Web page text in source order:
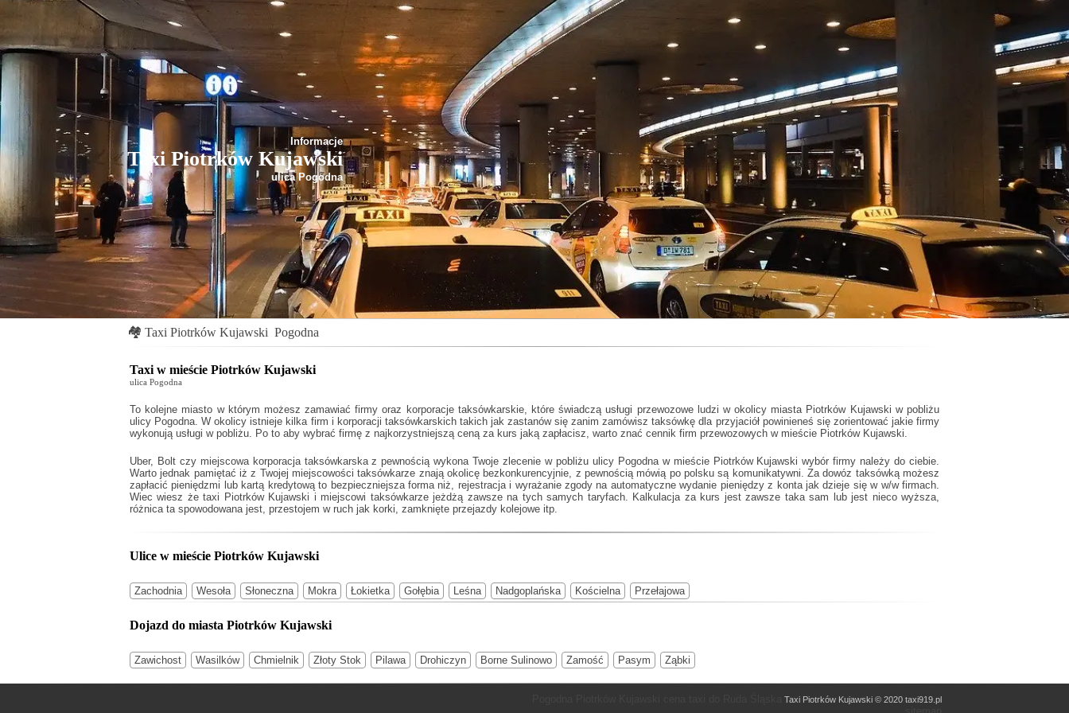
Informacje
Taxi Piotrków Kujawski
ulica Pogodna
🏘 Taxi Piotrków Kujawski Pogodna
Taxi w mieście Piotrków Kujawski
ulica Pogodna
To kolejne miasto w którym możesz zamawiać firmy oraz korporacje taksówkarskie, które świadczą usługi przewozowe ludzi w okolicy miasta Piotrków Kujawski w pobliżu
ulicy Pogodna. W okolicy istnieje kilka firm i korporacji taksówkarskich takich jakzastanów się zanim zamówisz taksówkę dla przyjaciół powinieneś się zorientować jakie firmy
wykonują usługi w pobliżu. Po to aby wybrać firmę z najkorzystniejszą ceną za kurs jaką zapłacisz, warto znać cennik firm przewozowych w mieście Piotrków Kujawski.
Uber, Bolt czy miejscowa korporacja taksówkarska z pewnością wykona Twoje zlecenie w pobliżu ulicy Pogodna w mieście Piotrków Kujawski wybór firmy należy do ciebie.
Warto jednak pamiętać iż z Twojej miejscowości taksówkarze znają okolicę bezkonkurencyjnie, z pewnością mówią po polsku są komunikatywni. Za dowóz taksówką możesz
zapłacić pieniędzmi lub kartą kredytową to bezpieczniejsza forma niż, rejestracja i wyrażanie zgody na automatyczne wydanie pieniędzy z konta jak dzieje się w w/w firmach.
Wiec wiesz żetaxi Piotrków Kujawski i miejscowi taksówkarze jeżdżą zawsze na tych samych taryfach. Kalkulacja za kurs jest zawsze taka sam lub jest nieco wyższa,
różnica ta spowodowana jest, przestojem w ruch jak korki, zamknięte przejazdy kolejowe itp.
Ulice w mieście Piotrków Kujawski
Zachodnia Wesoła Słoneczna Mokra Łokietka Gołębia Leśna Nadgoplańska Kościelna Przełajowa
Dojazd do miasta Piotrków Kujawski
Zawichost Wasilków Chmielnik Złoty Stok Pilawa Drohiczyn Borne Sulinowo Zamość Pasym Ząbki
Taxi Piotrków Kujawski © 2020 taxi919.pl